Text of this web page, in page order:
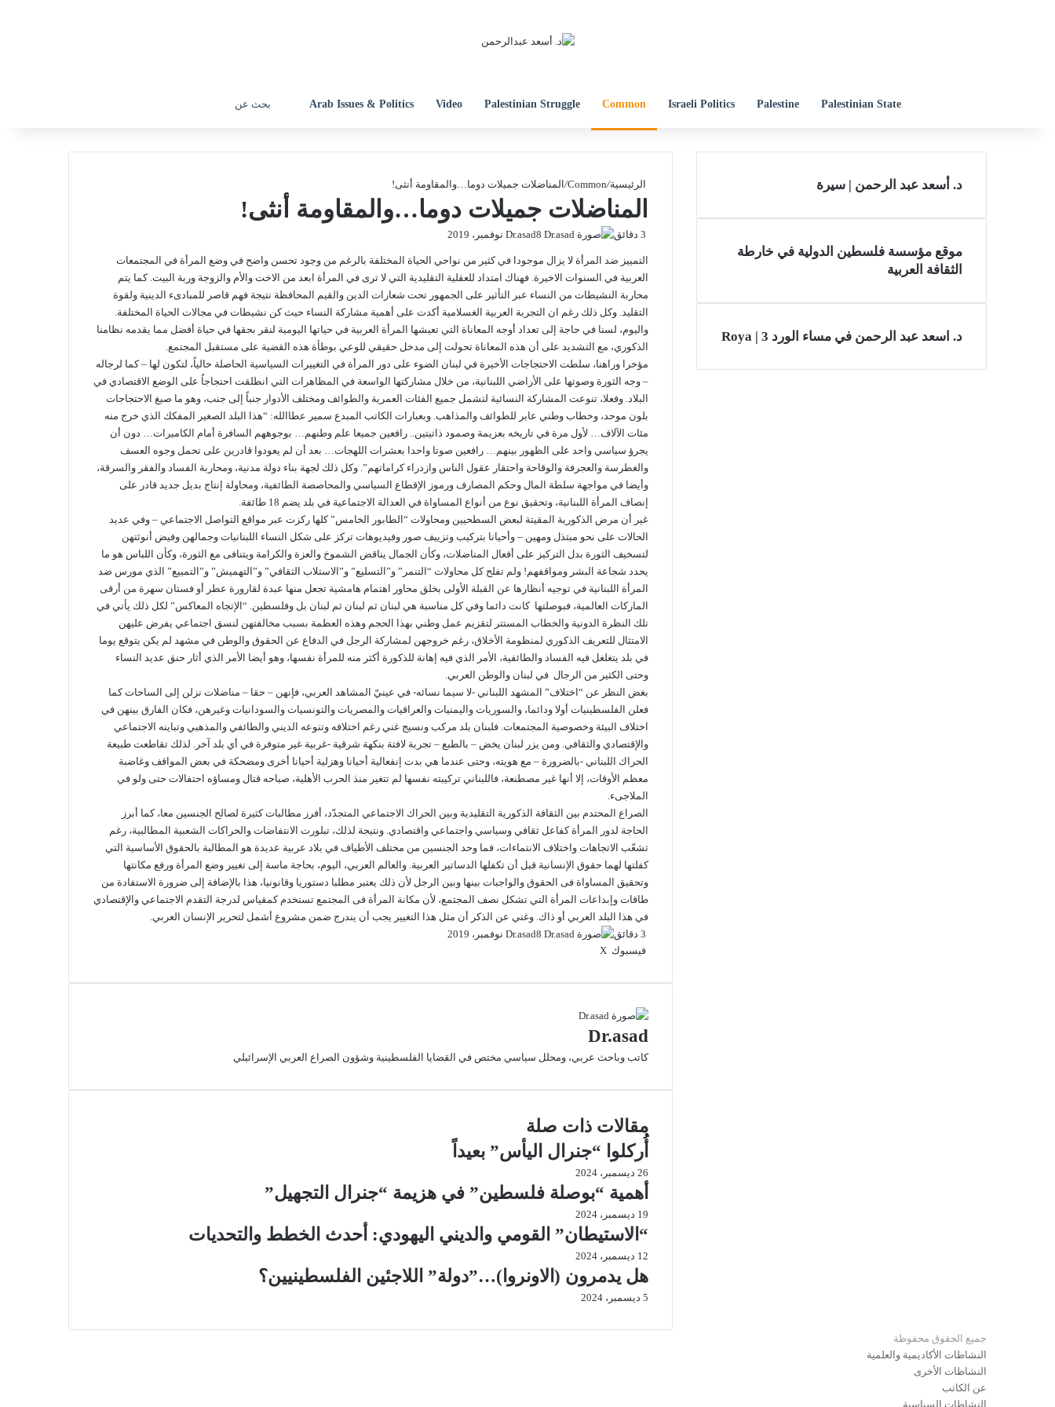
Palestinian State
Palestine
Israeli Politics
Common
Palestinian Struggle
Video
Arab Issues & Politics بحث
الرئيسية/
Common
/المناضلات جميلات دوما…والمقاومة أنثى!
المناضلات جميلات دوما…والمقاومة أنثى!
Dr.asad8 نوفمبر، 2019
التمييز ضد المرأة لا يزال موجودا في كثير من نواحي الحياة المختلفة بالرغم من وجود تحسن واضح في وضع المرأة في المجتمعات
العربية في السنوات الاخيرة. فهناك امتداد للعقلية التقليدية التي لا ترى في المرأة ابعد من الاخت والأم والزوجة وربة البيت. كما يتم
محاربة النشيطات من النساء عبر التأثير على الجمهور تحت شعارات الدين والقيم المحافظة نتيجة فهم قاصر للمبادىء الدينية ولقوة
التقليد. وكل ذلك رغم ان التجربة العربية الغسلامية أكدت على أهمية مشاركة النساء حيث كن نشيطات في مجالات الحياة المختلفة.
واليوم، لسنا في حاجة إلى تعداد أوجه المعاناة التي تعيشها المرأة العربية في حياتها اليومية لنقر بحقها في حياة أفضل مما يقدمه نظامنا
الذكوري، مع التشديد على أن هذه المعاناة تحولت إلى مدخل حقيقي للوعي بوطأة هذه القضية على مستقبل المجتمع.
مؤخرا وراهنا، سلطت الاحتجاجات الأخيرة في لبنان الضوء على دور المرأة في التغييرات السياسية الحاصلة حالياً، لتكون لها – كما لرجاله
– وجه الثورة وصوتها على الأراضي اللبنانية، من خلال مشاركتها الواسعة في المظاهرات التي انطلقت احتجاجاُ على الوضع الاقتصادي في
البلاد. وفعلا، تنوعت المشاركة النسائية لتشمل جميع الفئات العمرية والطوائف ومختلف الأدوار جنباً إلى جنب، وهو ما صبغ الاحتجاجات
بلون موحد، وخطاب وطني عابر للطوائف والمذاهب. وبعبارات الكاتب المبدع سمير عطاالله: “هذا البلد الصغير المفكك الذي خرج منه
مئات الآلاف… لأول مرة في تاريخه بعزيمة وصمود ذاتيتين.. رافعين جميعا علم وطنهم… بوجوههم السافرة أمام الكاميرات… دون أن
يجرؤ سياسي واحد على الظهور بينهم… رافعين صوتا واحدا بعشرات اللهجات… بعد أن لم يعودوا قادرين على تحمل وجوه العسف
والغطرسة والعجرفة والوقاحة واحتقار عقول الناس وازدراء كراماتهم”. وكل ذلك لجهة بناء دولة مدنية، ومحاربة الفساد والفقر والسرقة،
وأيضا في مواجهة سلطة المال وحكم المصارف ورموز الإقطاع السياسي والمحاصصة الطائفية، ومحاولة إنتاج بديل جديد قادر على
إنصاف المرأة اللبنانية، وتحقيق نوع من أنواع المساواة في العدالة الاجتماعية في بلد يضم 18 طائفة.
غير أن مرض الذكورية المقيتة لبعض السطحيين ومحاولات “الطابور الخامس” كلها ركزت عبر مواقع التواصل الاجتماعي – وفي عديد
الحالات على نحو مبتذل ومهين – وأحيانا بتركيب وتزييف صور وفيديوهات تركز على شكل النساء اللبنانيات وجمالهن وفيض أنوثتهن
لتسخيف الثورة بدل التركيز على أفعال المناضلات، وكأن الجمال يناقض الشموخ والعزة والكرامة ويتنافى مع الثورة، وكأن اللباس هو ما
يحدد شجاعة البشر ومواقفهم! ولم تفلح كل محاولات “التنمر” و”التسليع” و”الاستلاب الثقافي” و”التهميش” و”التمييع” الذي مورس ضد
المرأة اللبنانية في توجيه أنظارها عن القبلة الأولى بخلق محاور اهتمام هامشية تجعل منها عبدة لقارورة عطر أو فستان سهرة من أرقى
الماركات العالمية، فبوصلتها كانت دائما وفي كل مناسبة هي لبنان ثم لبنان ثم لبنان بل وفلسطين. “الإتجاه المعاكس” لكل ذلك يأتي في
تلك النظرة الدونية والخطاب المستتر لتقزيم عمل وطني بهذا الحجم وهذه العظمة بسبب مخالفتهن لنسق اجتماعي يفرض عليهن
الامتثال للتعريف الذكوري لمنظومة الأخلاق، رغم خروجهن لمشاركة الرجل في الدفاع عن الحقوق والوطن في مشهد لم يكن يتوقع يوما
في بلد يتغلغل فيه الفساد والطائفية، الأمر الذي فيه إهانة للذكورة أكثر منه للمرأة نفسها، وهو أيضا الأمر الذي أثار حنق عديد النساء
وحتى الكثير من الرجال في لبنان والوطن العربي.
بغض النظر عن “اختلاف” المشهد اللبناني -لا سيما نسائه- في عينيّ المشاهد العربي، فإنهن – حقا – مناضلات نزلن إلى الساحات كما
فعلن الفلسطينيات أولا ودائما، والسوريات واليمنيات والعراقيات والمصريات والتونسيات والسودانيات وغيرهن، فكان الفارق بينهن في
اختلاف البيئة وخصوصية المجتمعات. فلبنان بلد مركب ونسيج غني رغم اختلافه وتنوعه الديني والطائفي والمذهبي وتباينه الاجتماعي
والإقتصادي والثقافي. ومن يزر لبنان يخض – بالطبع – تجربة لافتة بنكهة شرقية -غربية غير متوفرة في أي بلد آخر. لذلك تقاطعت طبيعة
الحراك اللبناني -بالضرورة – مع هويته، وحتى عندما هي بدت إنفعالية أحيانا وهزلية أحيانا أخرى ومضحكة في بعض المواقف وغاضبة
معظم الأوقات، إلا أنها غير مصطنعة، فاللبناني تركيبته نفسها لم تتغير منذ الحرب الأهلية، صباحه قتال ومساؤه احتفالات حتى ولو في
الملاجىء.
الصراع المحتدم بين الثقافة الذكورية التقليدية وبين الحراك الاجتماعي المتجدّد، أفرز مطالبات كثيرة لصالح الجنسين معا، كما أبرز
الحاجة لدور المرأة كفاعل ثقافي وسياسي واجتماعي واقتصادي. ونتيجة لذلك، تبلورت الانتفاضات والحراكات الشعبية المطالبية، رغم
تشعّب الاتجاهات واختلاف الانتماءات، فما وحد الجنسين من مختلف الأطياف في بلاد عربية عديدة هو المطالبة بالحقوق الأساسية التي
كفلتها لهما حقوق الإنسانية قبل أن تكفلها الدساتير العربية. والعالم العربي، اليوم، بحاجة ماسة إلى تغيير وضع المرأة ورفع مكانتها
وتحقيق المساواة فى الحقوق والواجبات بينها وبين الرجل لأن ذلك يعتبر مطلبا دستوريا وقانونيا، هذا بالإضافة إلى ضرورة الاستفادة من
طاقات وإبداعات المرأة التي تشكل نصف المجتمع، لأن مكانة المرأة فى المجتمع تستخدم كمقياس لدرجة التقدم الاجتماعي والإقتصادي
في هذا البلد العربي أو ذاك. وغني عن الذكر أن مثل هذا التغيير يجب أن يندرج ضمن مشروع أشمل لتحرير الإنسان العربي.
Dr.asad8 نوفمبر، 2019
فيسبوك X
ن
د
إ
u
b
l
ن
ي
ر
س
e
d
K
n
k
ا
ك
ب
ل
ب
ر
ا
ة
Dr.asad
كاتب وباحث عربي، ومحلل سياسي مختص في القضايا الفلسطينية وشؤون الصراع العربي الإسرائيلي
مقالات ذات صلة
أُركلوا “جنرال اليأس” بعيداً
26 ديسمبر، 2024
أهمية “بوصلة فلسطين” في هزيمة “جنرال التجهيل”
19 ديسمبر، 2024
“الاستيطان” القومي والديني اليهودي: أحدث الخطط والتحديات
12 ديسمبر، 2024
هل يدمرون (الاونروا)…”دولة” اللاجئين الفلسطينيين؟
5 ديسمبر، 2024
د. أسعد عبد الرحمن | سيرة
موقع مؤسسة فلسطين الدولية في خارطة
الثقافة العربية
د. اسعد عبد الرحمن في مساء الورد 3 | Roya
جميع الحقوق محفوظة
النشاطات الأكاديمية والعلمية
النشاطات الأخرى
عن الكاتب
النشاطات السياسية